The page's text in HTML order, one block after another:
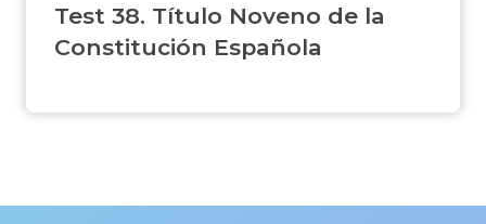
Test 38. Título Noveno de la
Constitución Española